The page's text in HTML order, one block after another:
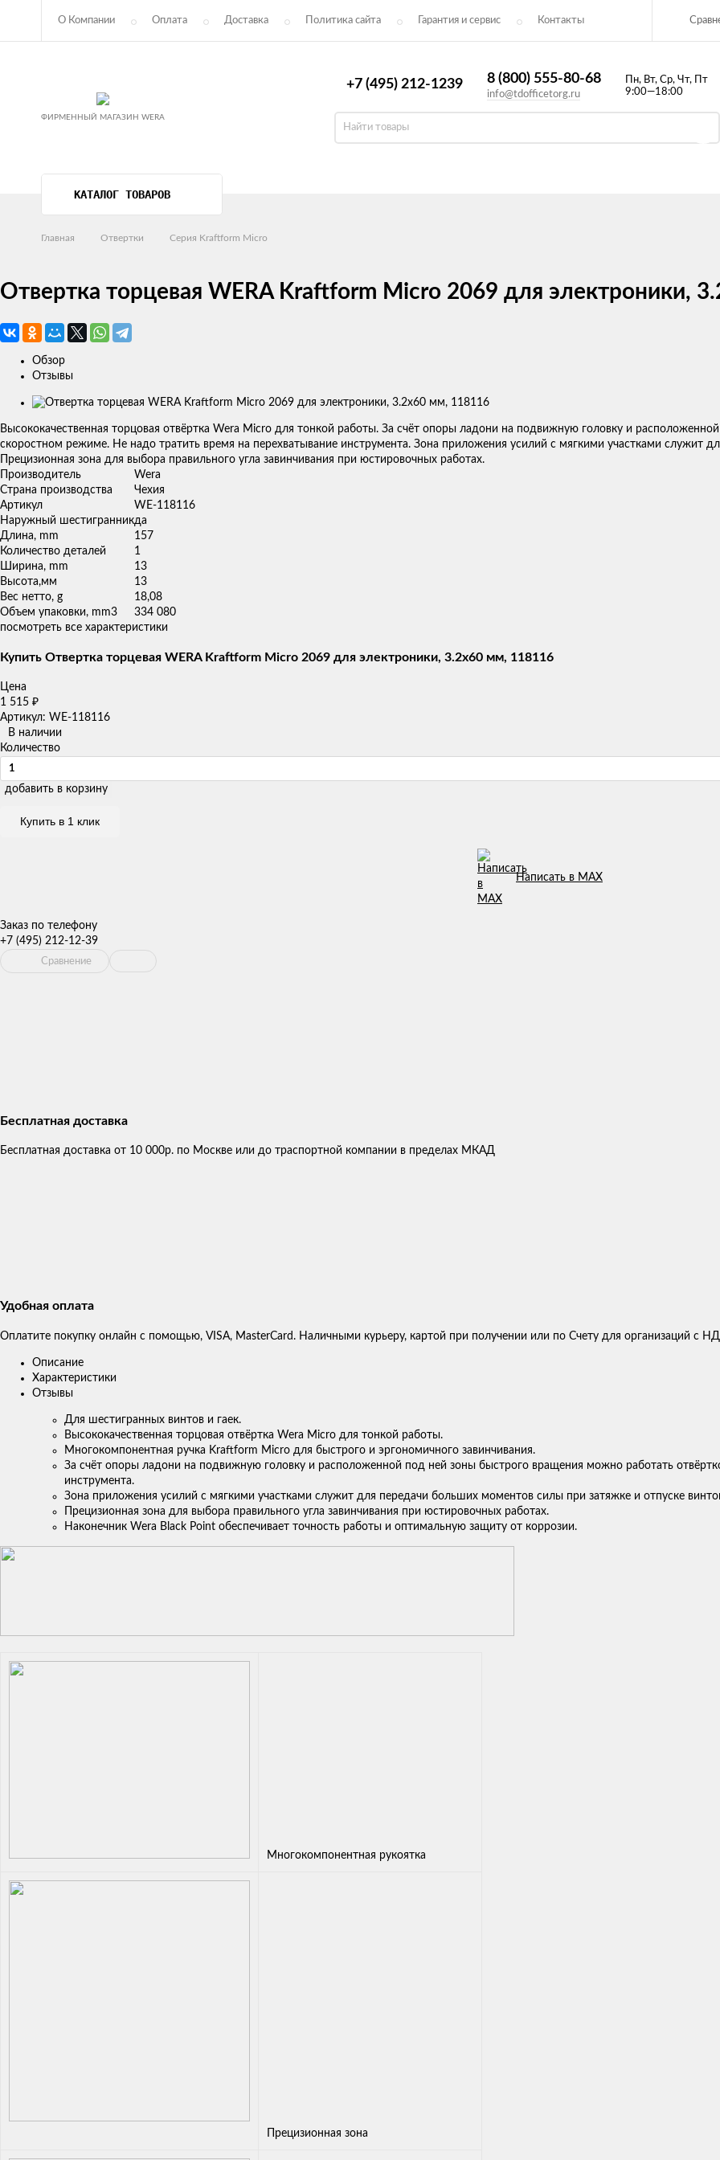
О Компании Оплата Доставка Политика сайта Гарантия и сервис Контакты​
ФИРМЕННЫЙ МАГАЗИН WERA
+7 (495) 212-1239 8 (800) 555-80-68
info@tdofficetorg.ru
Пн, Вт, Ср, Чт, Пт
9:00—18:00
КАТАЛОГ ТОВАРОВ
Главная Отвертки Серия Kraftform Micro
Отвертка торцевая WERA Kraftform Micro 2069 для электроники,
Обзор
Отзывы
Изображения
товаров
Высококачественная торцовая отвёртка Wera Micro для тонкой работы. За счёт опоры ладони на подвижную головку и
скоростном режиме. Не надо тратить время на перехватывание инструмента. Зона приложения усилий с мягкими участками служит
Прецизионная зона для выбора правильного угла завинчивания при юстировочных работах.
Производитель
Wera
Страна производства
Чехия
Артикул
WE-118116
Наружный шестигранникда
Длина, mm
157
Количество деталей
1
Ширина, mm
13
Высота,мм
13
Вес нетто, g
18,08
Объем упаковки, mm3
334 080
посмотреть все характеристики
Купить Отвертка торцевая WERA Kraftform Micro 2069 для электроники, 3.2x60 мм, 118116
Цена
1 515 ₽
Артикул: WE-118116
В наличии
Количество
добавить в корзину
Купить в 1 клик
Написать в MAX
Заказ по телефону
+7 (495) 212-12-39
Сравнение
Бесплатная доставка
Бесплатная доставка от 10 000р. по Москве или до траспортной компании в пределах МКАД
Удобная оплата
Оплатите покупку онлайн с помощью, VISA, MasterCard. Наличными курьеру, картой при получении или по Счету для организаций с
Описание
Характеристики
Отзывы
Для шестигранных винтов и гаек.
Высококачественная торцовая отвёртка Wera Micro для тонкой работы.
Многокомпонентная ручка Kraftform Micro для быстрого и эргономичного завинчивания.
За счёт опоры ладони на подвижную головку и расположенной под ней зоны быстрого вращения можно работать
инструмента.
Зона приложения усилий с мягкими участками служит для передачи больших моментов силы при затяжке и отпуске
Прецизионная зона для выбора правильного угла завинчивания при юстировочных работах.
Наконечник Wera Black Point обеспечивает точность работы и оптимальную защиту от коррозии.
Многокомпонентная рукоятка
Прецизионная зона